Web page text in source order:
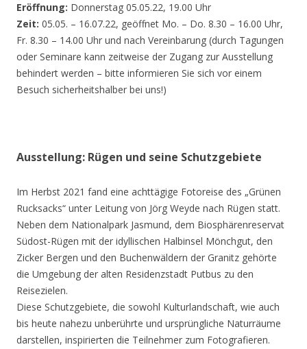
Eröffnung: Donnerstag 05.05.22, 19.00 Uhr
Zeit: 05.05. – 16.07.22, geöffnet Mo. – Do. 8.30 – 16.00 Uhr,
Fr. 8.30 – 14.00 Uhr und nach Vereinbarung (durch Tagungen
oder Seminare kann zeitweise der Zugang zur Ausstellung
behindert werden – bitte informieren Sie sich vor einem
Besuch sicherheitshalber bei uns!)
Ausstellung: Rügen und seine Schutzgebiete
Im Herbst 2021 fand eine achttägige Fotoreise des „Grünen
Rucksacks“ unter Leitung von Jörg Weyde nach Rügen statt.
Neben dem Nationalpark Jasmund, dem Biosphärenreservat
Südost-Rügen mit der idyllischen Halbinsel Mönchgut, den
Zicker Bergen und den Buchenwäldern der Granitz gehörte
die Umgebung der alten Residenzstadt Putbus zu den
Reisezielen.
Diese Schutzgebiete, die sowohl Kulturlandschaft, wie auch
bis heute nahezu unberührte und ursprüngliche Naturräume
darstellen, inspirierten die Teilnehmer zum Fotografieren.